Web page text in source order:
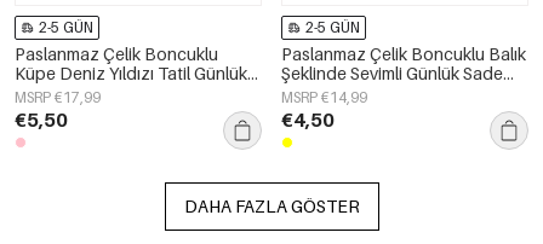
2-5 GÜN
Paslanmaz Çelik Boncuklu
Küpe Deniz Yıldızı Tatil Günlük
Romantik Seri Kadın Takıları
MSRP €17,99
€5,50
2-5 GÜN
Paslanmaz Çelik Boncuklu Balık
Şeklinde Sevimli Günlük Sade
Seri Kadın Takıları
MSRP €14,99
€4,50
DAHA FAZLA GÖSTER